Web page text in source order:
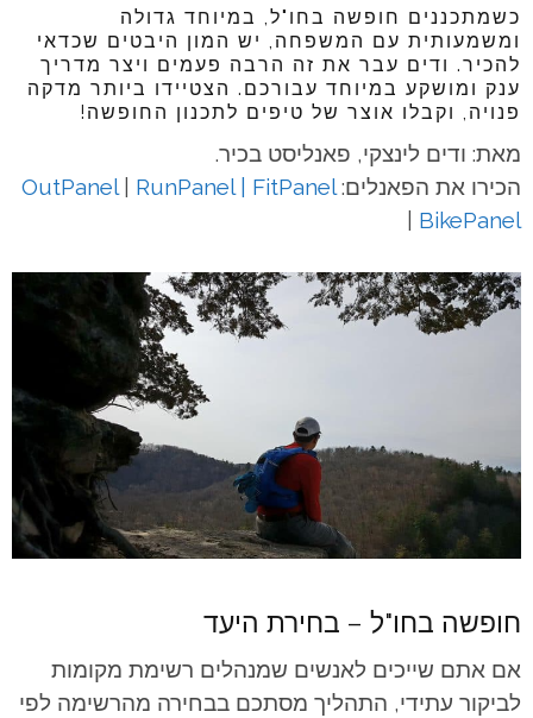
כשמתכננים חופשה בחו"ל, במיוחד גדולה
ומשמעותית עם המשפחה, יש המון היבטים שכדאי
להכיר. ודים עבר את זה הרבה פעמים ויצר מדריך
ענק ומושקע במיוחד עבורכם. הצטיידו ביותר מדקה
פנויה, וקבלו אוצר של טיפים לתכנון החופשה!
מאת: ודים לינצקי, פאנליסט בכיר.
הכירו את הפאנלים:
OutPanel RunPanel
FitPanel
BikePanel
חופשה בחו"ל – בחירת היעד
אם אתם שייכים לאנשים שמנהלים רשימת מקומות
לביקור עתידי, התהליך מסתכם בבחירה מהרשימה לפי